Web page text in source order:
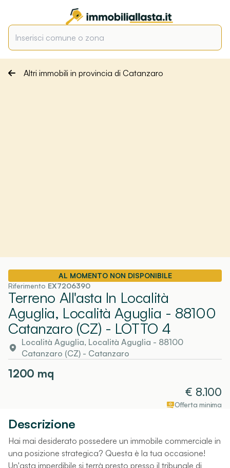
Altri immobili in provincia di Catanzaro
AL MOMENTO NON DISPONIBILE
Riferimento EX7206390
Terreno All'asta In Località
Aguglia, Località Aguglia - 88100
Catanzaro (CZ) - LOTTO 4
Località Aguglia, Località Aguglia - 88100
Catanzaro (CZ)- Catanzaro
1200 mq
€ 8.100
Offerta minima
Descrizione
Hai mai desiderato possedere un immobile commerciale in
una posizione strategica? Questa è la tua occasione!
Un'asta imperdibile si terrà presto presso il tribunale di